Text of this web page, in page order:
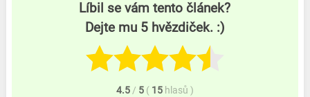
Líbil se vám tento článek?
Dejte mu 5 hvězdiček. :)
4.5 / 5 ( 15 hlasů )